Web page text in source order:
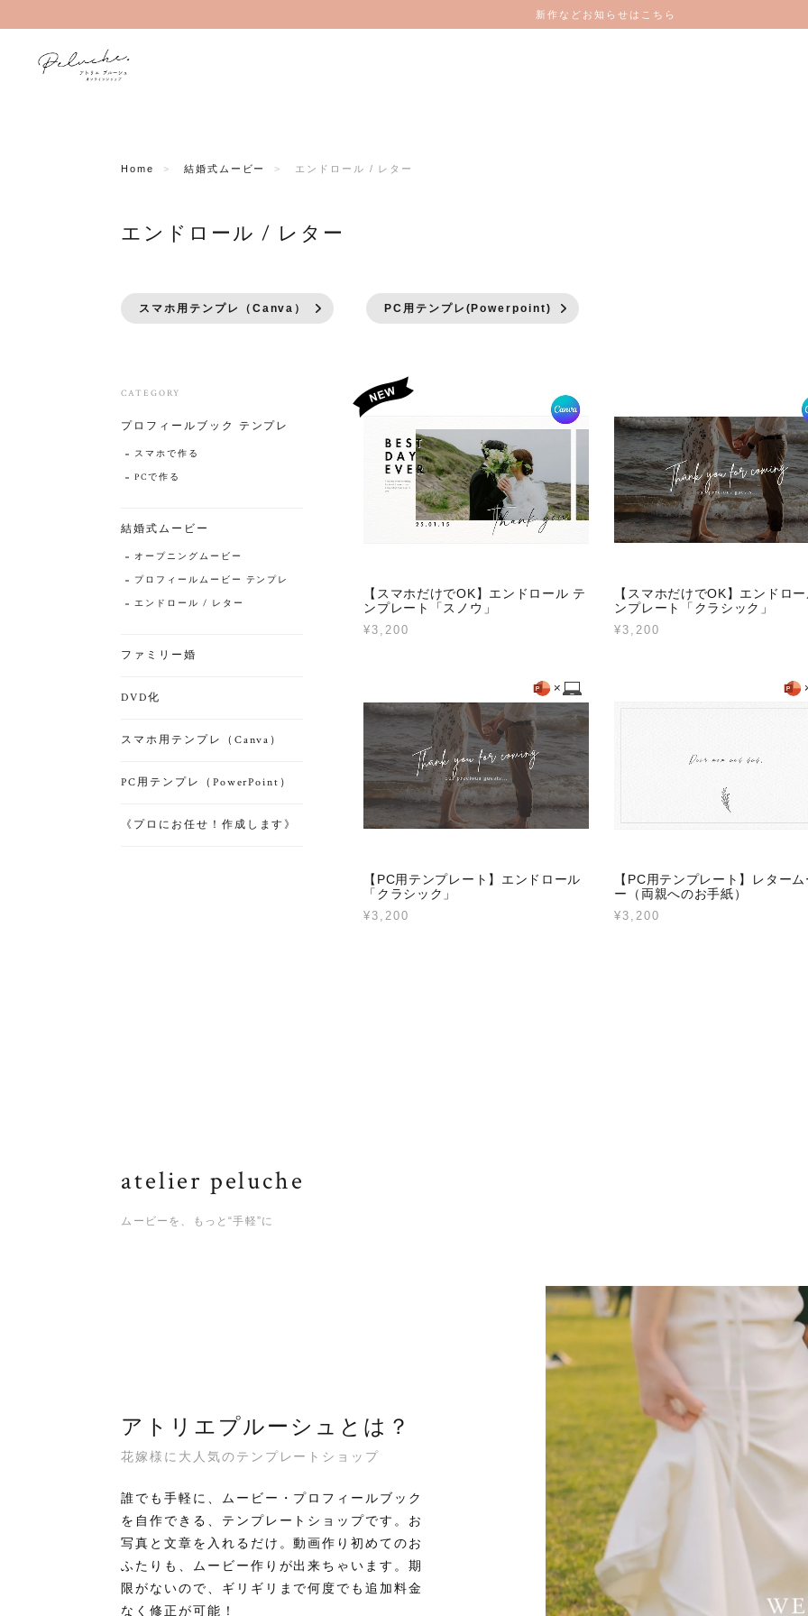
新作などお知らせはこちら
Home 結婚式ムービー エンドロール / レター
エンドロール / レター
スマホ用テンプレ（Canva） PC用テンプレ(Powerpoint)
【スマホだけでOK】エンドロール テ
ンプレート「スノウ」
¥3,200
【スマホだけでOK】エンドロ
ンプレート「クラシック」
¥3,200
【PC用テンプレート】エンドロール
「クラシック」
¥3,200
【PC用テンプレート】レター
ー（両親へのお手紙）
¥3,200
CATEGORY
プロフィールブック テンプレ
スマホで作る
PCで作る
結婚式ムービー
オープニングムービー
プロフィールムービー テンプレ
エンドロール / レター
ファミリー婚
DVD化
スマホ用テンプレ（Canva）
PC用テンプレ（PowerPoint）
《プロにお任せ！作成します》
atelier peluche
ムービーを、もっと“手軽”に
アトリエプルーシュとは？
花嫁様に大人気のテンプレートショップ
誰でも手軽に、ムービー・プロフィールブック
を自作できる、テンプレートショップです。お
写真と文章を入れるだけ。動画作り初めてのお
ふたりも、ムービー作りが出来ちゃいます。期
限がないので、ギリギリまで何度でも追加料金
なく修正が可能！